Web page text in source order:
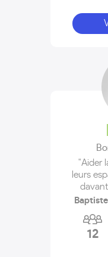
"Aider
leurs
12